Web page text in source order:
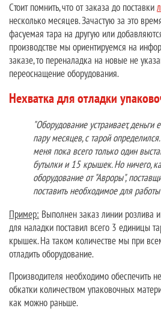
Стоит помнить, что от заказа до поставки
несколько месяцев. Зачастую за это
фасуемая тара на другую или
производстве мы ориентируемся на
заказе, то переналадка на новые не
переоснащение оборудования.
Нехватка для отладки
"Оборудование устраивает, деньги
пару месяцев, с тарой
меня пока всего только один
бутылки и 15 крышек. Но ничего,
оборудование от "Авроры",
поставить необходимое для
Пример: Выполнен заказ линии розлива
для наладки поставил всего 3 единицы
крышек. На таком количестве мы при
отладить оборудование.
Производителя необходимо обеспечить
обкатки количеством упаковочных
как можно раньше.